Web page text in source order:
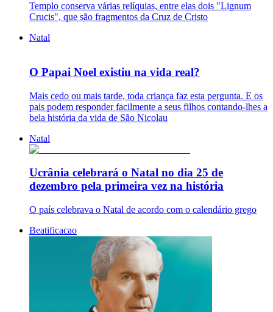
Templo conserva várias relíquias, entre elas dois "Lignum
Crucis", que são fragmentos da Cruz de Cristo
Natal
O Papai Noel existiu na vida real?
Mais cedo ou mais tarde, toda criança faz esta pergunta. E os
pais podem responder facilmente a seus filhos contando-lhes a
bela história da vida de São Nicolau
Natal
Ucrânia celebrará o Natal no dia 25 de
dezembro pela primeira vez na história
O país celebrava o Natal de acordo com o calendário grego
Beatificacao